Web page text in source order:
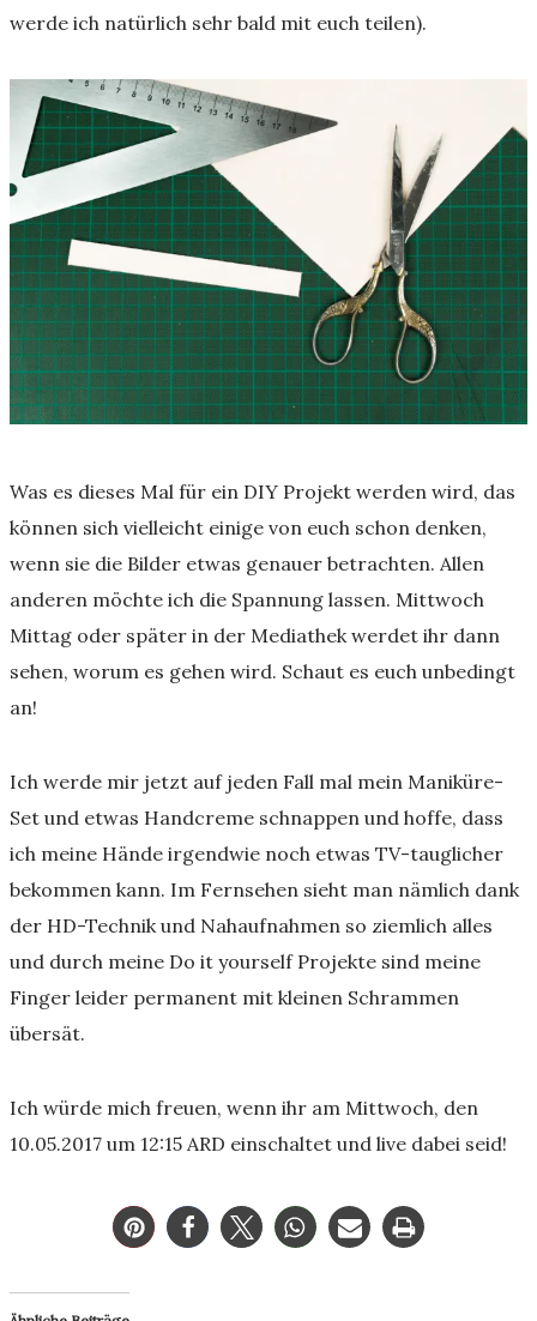
werde ich natürlich sehr bald mit euch teilen).
Was es dieses Mal für ein DIY Projekt werden wird, das
können sich vielleicht einige von euch schon denken,
wenn sie die Bilder etwas genauer betrachten. Allen
anderen möchte ich die Spannung lassen. Mittwoch
Mittag oder später in der Mediathek werdet ihr dann
sehen, worum es gehen wird. Schaut es euch unbedingt
an!
Ich werde mir jetzt auf jeden Fall mal mein Maniküre-
Set und etwas Handcreme schnappen und hoffe, dass
ich meine Hände irgendwie noch etwas TV-tauglicher
bekommen kann. Im Fernsehen sieht man nämlich dank
der HD-Technik und Nahaufnahmen so ziemlich alles
und durch meine Do it yourself Projekte sind meine
Finger leider permanent mit kleinen Schrammen
übersät.
Ich würde mich freuen, wenn ihr am Mittwoch, den
10.05.2017 um 12:15 ARD einschaltet und live dabei seid!